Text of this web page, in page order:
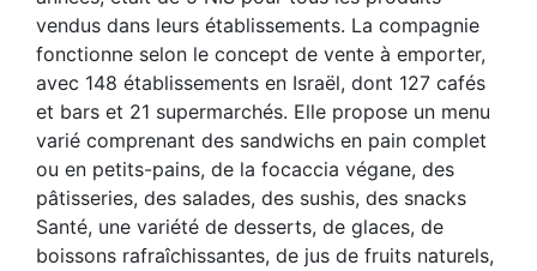
vendus dans leurs établissements. La compagnie
fonctionne selon le concept de vente à emporter,
avec 148 établissements en Israël, dont 127 cafés
et bars et 21 supermarchés. Elle propose un menu
varié comprenant des sandwichs en pain complet
ou en petits-pains, de la focaccia végane, des
pâtisseries, des salades, des sushis, des snacks
Santé, une variété de desserts, de glaces, de
boissons rafraîchissantes, de jus de fruits naturels,